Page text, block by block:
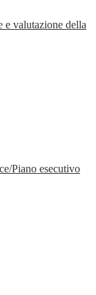
e valutazione della
Piano esecutivo